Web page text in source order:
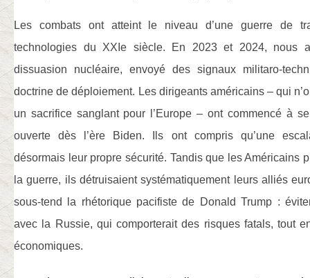
Les combats ont atteint le niveau d’une guerre de
technologies du XXIe siècle. En 2023 et 2024, nous
dissuasion nucléaire, envoyé des signaux militaro-
doctrine de déploiement. Les dirigeants américains – qui
un sacrifice sanglant pour l’Europe – ont commencé à
ouverte dès l’ère Biden. Ils ont compris qu’une
désormais leur propre sécurité. Tandis que les Américains
la guerre, ils détruisaient systématiquement leurs alliés
sous-tend la rhétorique pacifiste de Donald Trump :
avec la Russie, qui comporterait des risques fatals, tout
économiques.